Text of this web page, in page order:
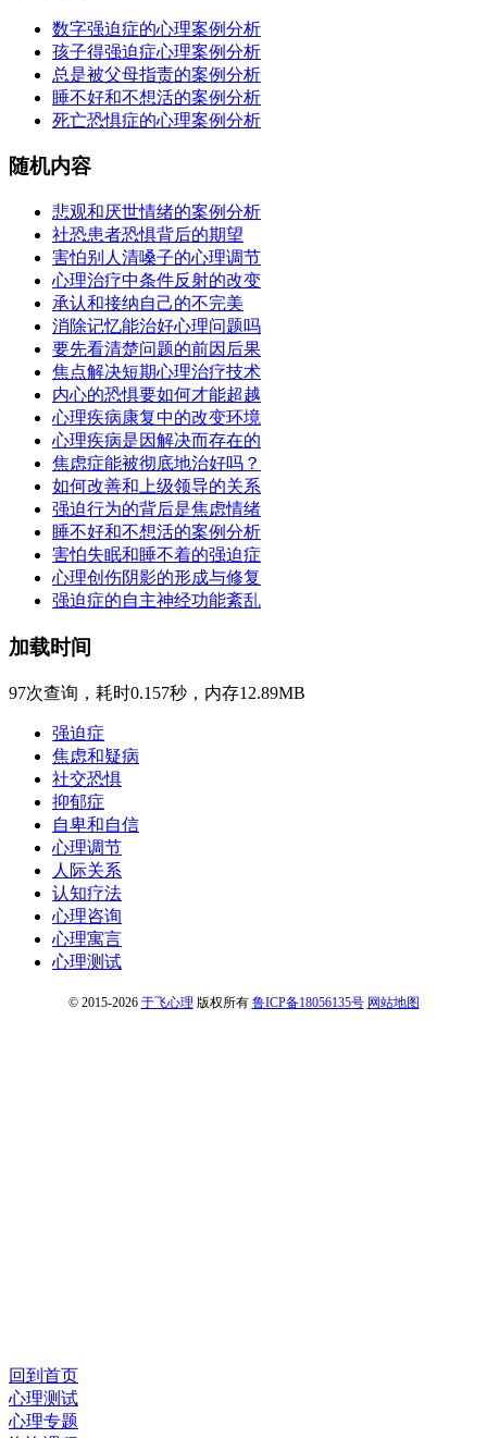
数字强迫症的心理案例分析
孩子得强迫症心理案例分析
总是被父母指责的案例分析
睡不好和不想活的案例分析
死亡恐惧症的心理案例分析
随机内容
悲观和厌世情绪的案例分析
社恐患者恐惧背后的期望
害怕别人清嗓子的心理调节
心理治疗中条件反射的改变
承认和接纳自己的不完美
消除记忆能治好心理问题吗
要先看清楚问题的前因后果
焦点解决短期心理治疗技术
内心的恐惧要如何才能超越
心理疾病康复中的改变环境
心理疾病是因解决而存在的
焦虑症能被彻底地治好吗？
如何改善和上级领导的关系
强迫行为的背后是焦虑情绪
睡不好和不想活的案例分析
害怕失眠和睡不着的强迫症
心理创伤阴影的形成与修复
强迫症的自主神经功能紊乱
加载时间
97次查询，耗时0.157秒，内存12.89MB
强迫症
焦虑和疑病
社交恐惧
抑郁症
自卑和自信
心理调节
人际关系
认知疗法
心理咨询
心理寓言
心理测试
© 2015-2026 于飞心理 版权所有 鲁ICP备18056135号 网站地图
回到首页
心理测试
心理专题